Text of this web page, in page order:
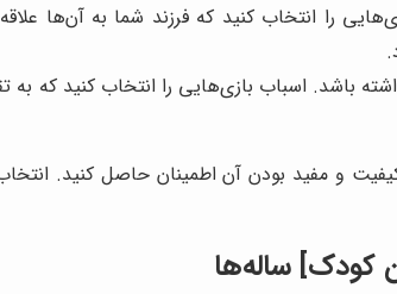
را انتخاب کنید که فرزند شما به آن‌ها
باشد. اسباب بازی‌هایی را انتخاب کنید که
و مفید بودن آن اطمینان حاصل کنید.
کودک] ساله‌ها